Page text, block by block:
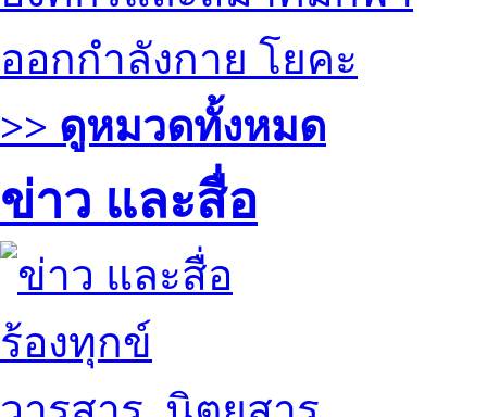
ออกกำลังกาย โยคะ
>> ดูหมวดทั้งหมด
ข่าว และสื่อ
ร้องทุกข์